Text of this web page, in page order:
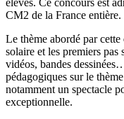
élèves. Ce concours est
CM2 de la France entière.
Le thème abordé par
solaire et les premiers
vidéos, bandes
pédagogiques sur le
notamment un spectacle
exceptionnelle.